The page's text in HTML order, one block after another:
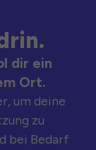
dir ein
Ort.
um deine
zu
bei Bedarf